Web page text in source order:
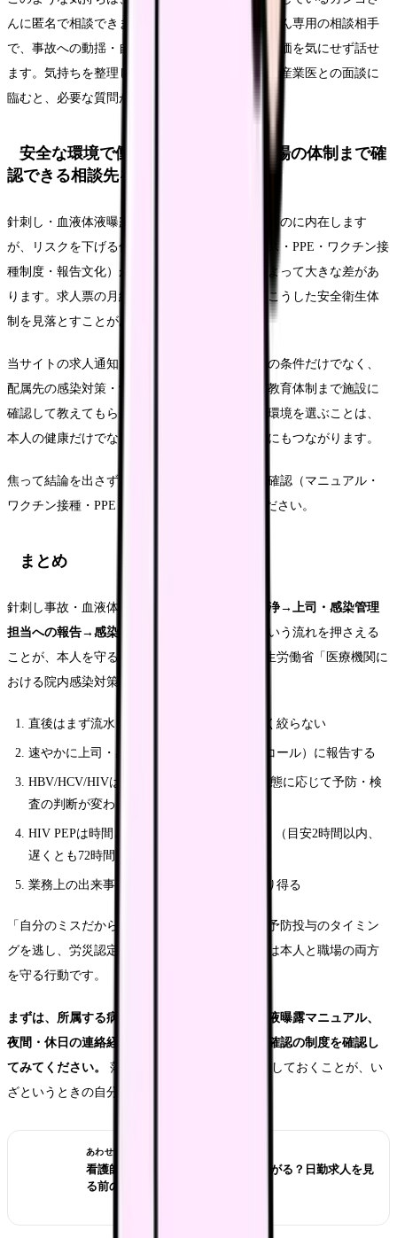
んに匿名で相談できます。カンゴさんは看護師さん専用の相談相手
で、事故への動揺・自責感・今後への不安を、評価を気にせず話せ
ます。気持ちを整理してから、感染管理担当者や産業医との面談に
臨むと、必要な質問が出てきやすくなります。
安全な環境で働き続けたいなら、職場の体制まで確
認できる相談先を選ぶ
針刺し・血液体液曝露のリスクは看護業務そのものに内在します
が、リスクを下げる仕組み（セーフティデバイス・PPE・ワクチン接
種制度・報告文化）が整っているかは、職場によって大きな差があ
ります。求人票の月給・年収だけで決めると、こうした安全衛生体
制を見落とすことがあります。
当サイトの求人通知・応募前相談では、求人票の条件だけでなく、
配属先の感染対策・労働安全衛生の取り組み・教育体制まで施設に
確認して教えてもらえます。安全に長く働ける環境を選ぶことは、
本人の健康だけでなく、結果として患者の安全にもつながります。
焦って結論を出さず、まずは今の職場でできる確認（マニュアル・
ワクチン接種・PPE・報告文化）から進めてください。
まとめ
針刺し事故・血液体液曝露が起きたら、
流水洗浄→上司・感染管理
担当への報告→感染源評価→予防投与・検査
という流れを押さえる
ことが、本人を守る最短ルートです(Source: 厚生労働省「医療機関に
おける院内感染対策について")。
直後はまず流水と石けんで洗浄し、傷を強く絞らない
速やかに上司・感染管理担当（夜間はオンコール）に報告する
HBV/HCV/HIVは曝露の状況と自分の免疫状態に応じて予防・検
査の判断が変わる
HIV PEPは時間との戦いで、できるだけ早く（目安2時間以内、
遅くとも72時間以内）開始する
業務上の出来事として労災保険の対象になり得る
「自分のミスだから黙っていよう」とすると、予防投与のタイミン
グを逃し、労災認定でも不利になります。報告は本人と職場の両方
を守る行動です。
まずは、所属する病棟・施設の針刺し・血液体液曝露マニュアル、
夜間・休日の連絡経路、ワクチン接種・抗体価確認の制度を確認し
てみてください。
落ち着いた状態のうちに確認しておくことが、い
ざというときの自分を守ります。
あわせて読みたい
看護師が夜勤なしにすると給料は下がる？日勤求人を見
る前の収入チェック